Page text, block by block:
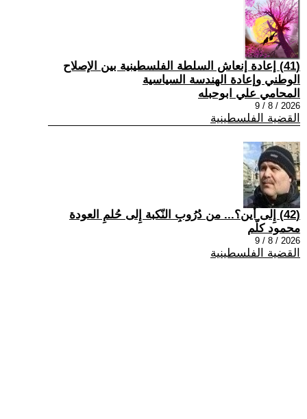
(41) إعادة إنعاش السلطة الفلسطينية بين الإصلاح
الوطني وإعادة الهندسة السياسية
المحامي علي ابوحبله
2026 / 8 / 9
القضية الفلسطينية
(42) إِلى أين؟... من دُرُوبِ النّكبة إِلى حُلمِ العودة
محمود كلّم
2026 / 8 / 9
القضية الفلسطينية